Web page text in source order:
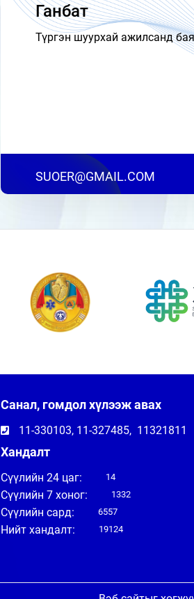
Ганбат
Түргэн шуурхай ажилсанд
SUOER@GMAIL.COM
Санал, гомдол хүлээж авах
11-330103, 11-327485, 11321811
Хандалт
Сүүлийн 24 цаг: 14
Сүүлийн 7 хоног: 1332
Сүүлийн сард: 6557
Нийт хандалт: 19124